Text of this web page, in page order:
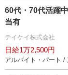
60代・70代活躍
当有
テイケイ株式会社
日給1万2,500円
アルバイト・パート /